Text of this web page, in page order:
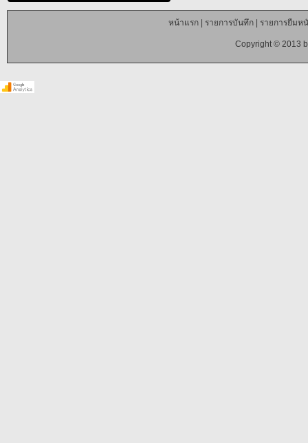
หน้าแรก| รายการบันทึก| รายการยืมห
Copyright © 2013